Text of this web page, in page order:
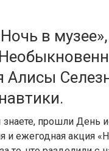
в
Алисы
знаете, прошли День
и ежегодная акция